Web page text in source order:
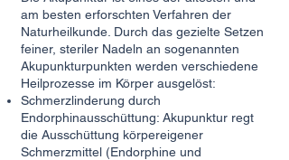
am besten erforschten Verfahren der
Naturheilkunde. Durch das gezielte Setzen
feiner, steriler Nadeln an sogenannten
Akupunkturpunkten werden verschiedene
Heilprozesse im Körper ausgelöst:
Schmerzlinderung durch
Endorphinausschüttung: Akupunktur regt
die Ausschüttung körpereigener
Schmerzmittel (Endorphine und